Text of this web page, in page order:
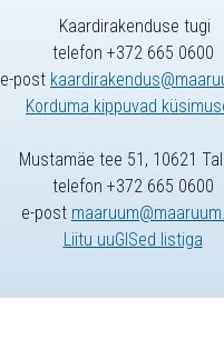
Kaardirakenduse tugi
telefon +372 665 0600
e-post
Korduma kippuvad
Mustamäe tee 51, 10621
telefon +372 665 0600
e-post
Liitu uuGISed listiga